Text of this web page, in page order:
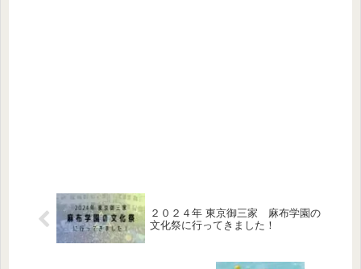
２０２４年 東京御三家 麻布学園の
文化祭に行ってきました！